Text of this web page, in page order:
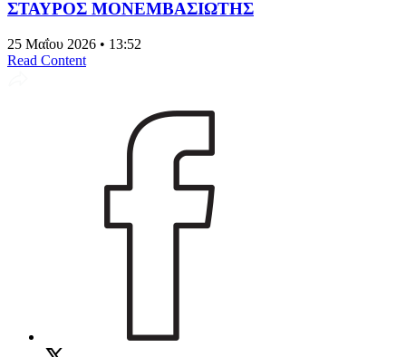
ΣΤΑΥΡΟΣ ΜΟΝΕΜΒΑΣΙΩΤΗΣ
25 Μαΐου 2026 • 13:52
Read Content